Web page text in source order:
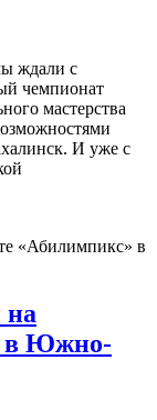
ждали с
чемпионат
мастерства
И уже с
на
в Южно-